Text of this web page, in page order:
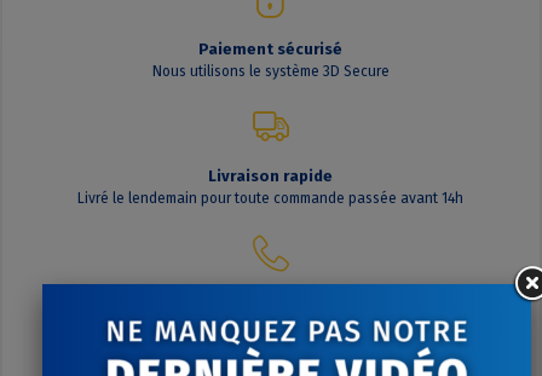
Paiement sécurisé
Nous utilisons le système 3D Secure
Livraison rapide
Livré le lendemain pour toute commande passée avant 14h
A votre écoute du lundi au vendredi